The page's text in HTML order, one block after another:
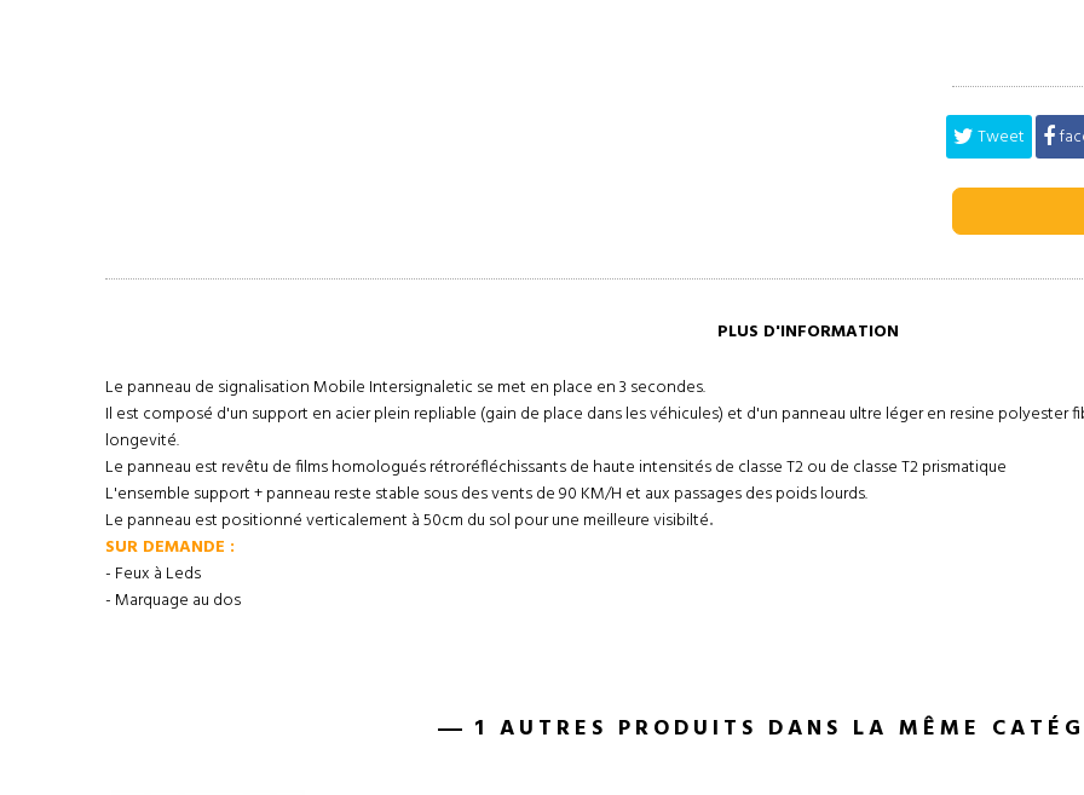
Tweet
PLUS D'INFORMATION
Le panneau de signalisation Mobile Intersignaletic se met en place en 3 secondes.
Il est composé d'un support en acier plein repliable (gain de place dans les véhicules) et d'un panneau ultre léger en resine
longevité.
Le panneau est revêtu de films homologués rétroréfléchissants de haute intensités de classe T2 ou de classe T2 prismatique
L'ensemble support + panneau reste stable sous des vents de 90 KM/H et aux passages des poids lourds.
Le panneau est positionné verticalement à 50cm du sol pour une meilleure visibilté.
SUR DEMANDE :
- Feux à Leds
- Marquage au dos
1 AUTRES PRODUITS DANS LA MÊME